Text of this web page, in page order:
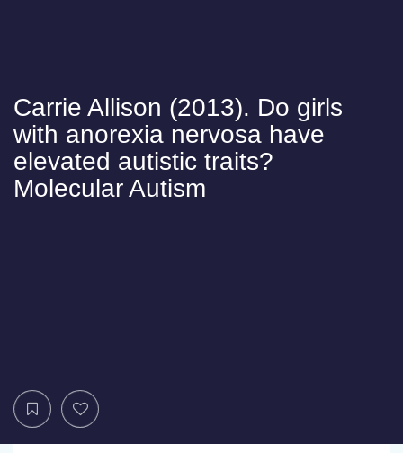
Carrie Allison (2013). Do girls
with anorexia nervosa have
elevated autistic traits?
Molecular Autism